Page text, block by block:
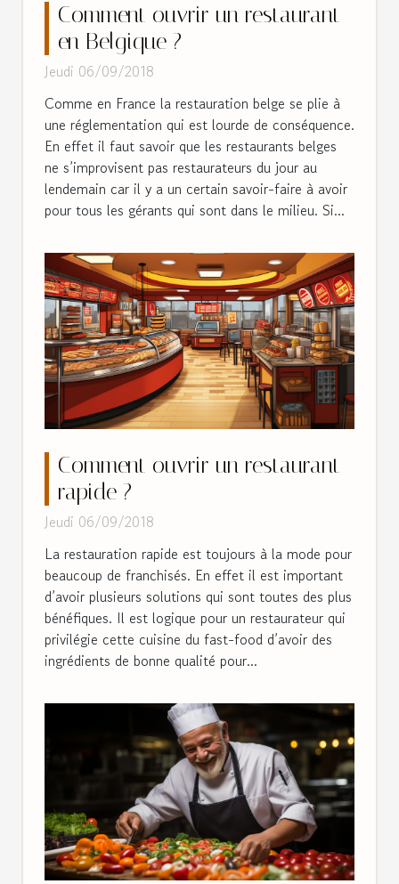
Comment ouvrir un restaurant
en Belgique ?
Jeudi 06/09/2018
Comme en France la restauration belge se plie à
une réglementation qui est lourde de conséquence.
En effet il faut savoir que les restaurants belges
ne s’improvisent pas restaurateurs du jour au
lendemain car il y a un certain savoir-faire à avoir
pour tous les gérants qui sont dans le milieu. Si...
Comment ouvrir un restaurant
rapide ?
Jeudi 06/09/2018
La restauration rapide est toujours à la mode pour
beaucoup de franchisés. En effet il est important
d’avoir plusieurs solutions qui sont toutes des plus
bénéfiques. Il est logique pour un restaurateur qui
privilégie cette cuisine du fast-food d’avoir des
ingrédients de bonne qualité pour...